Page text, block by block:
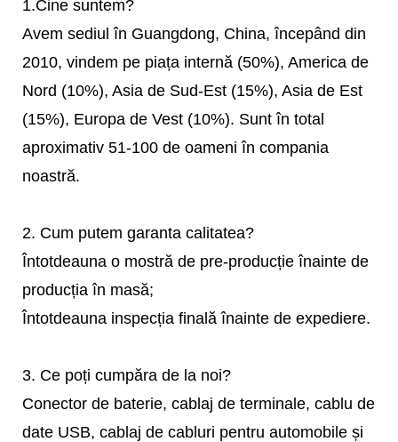
1.Cine suntem?
Avem sediul în Guangdong, China, începând din
2010, vindem pe piața internă (50%), America de
Nord (10%), Asia de Sud-Est (15%), Asia de Est
(15%), Europa de Vest (10%). Sunt în total
aproximativ 51-100 de oameni în compania
noastră.
2. Cum putem garanta calitatea?
Întotdeauna o mostră de pre-producție înainte de
producția în masă;
Întotdeauna inspecția finală înainte de expediere.
3. Ce poți cumpăra de la noi?
Conector de baterie, cablaj de terminale, cablu de
date USB, cablaj de cabluri pentru automobile și